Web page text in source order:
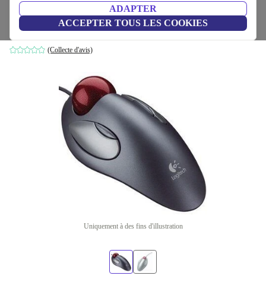
ADAPTER
ACCEPTER TOUS LES COOKIES
Logitech Trackman Marble
Gris
(Collecte d'avis)
Uniquement à des fins d'illustration